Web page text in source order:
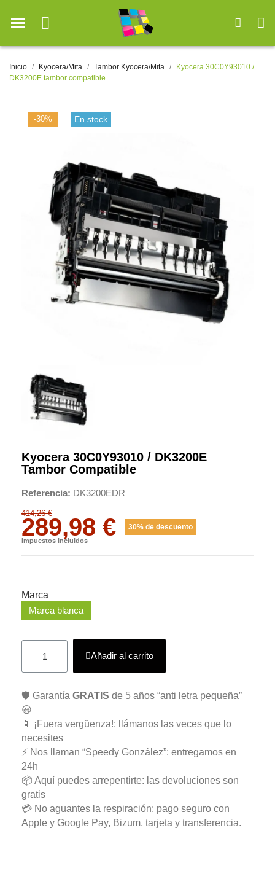
Inicio Kyocera/Mita Tambor Kyocera/Mita
Kyocera 30C0Y93010 /
DK3200E tambor compatible
-30% En stock
Kyocera 30C0Y93010 / DK3200E
Tambor Compatible
Referencia DK3200EDR
414,26 €
289,98 € 30% de descuento
Impuestos incluidos
Marca
Marca blanca
Añadir al carrito
🛡️ Garantía GRATIS de 5 años “anti letra pequeña”
😃
📱 ¡Fuera vergüenza!: llámanos las veces que lo
necesites
⚡ Nos llaman “Speedy González”: entregamos en
24h
📦 Aquí puedes arrepentirte: las devoluciones son
gratis
💳 No aguantes la respiración: pago seguro con
Apple y Google Pay, Bizum, tarjeta y transferencia.